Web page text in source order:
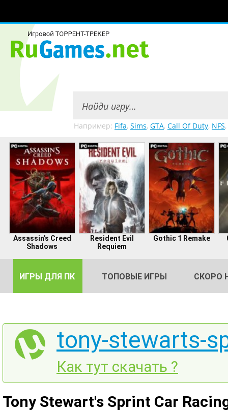
Например: Fifa, Sims, GTA, Call Of Duty, NFS,
Assassin's Creed
Shadows
Resident Evil
Requiem
Gothic 1 Remake
ИГРЫ ДЛЯ ПК ТОПОВЫЕ ИГРЫ СКОРО
tony-stewarts-
Как тут скачать ?
Tony Stewart's Sprint Car